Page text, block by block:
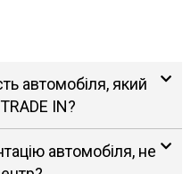
автомобіля, який
IN?
автомобіля, не